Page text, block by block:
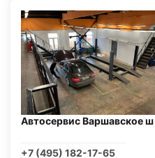
Автосервис Варшавское ш
+7 (495) 182-17-65